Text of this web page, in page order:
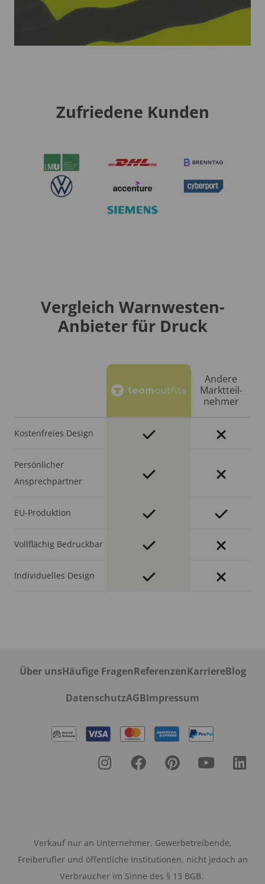
Zufriedene Kunden
Vergleich Warnwesten-
Anbieter für Druck
Andere
Markt­teil­
nehmer
Kostenfreies Design
Persönlicher
Ansprechpartner
EU-Produktion
Vollflächig Bedruckbar
Individuelles Design
Über unsHäufige FragenReferenzenKarriereBlog
DatenschutzAGBImpressum
Verkauf nur an Unternehmer, Gewerbetreibende,
Freiberufler und öffentliche Institutionen, nicht jedoch an
Verbraucher im Sinne des § 13 BGB.